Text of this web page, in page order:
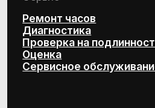
Design by Kchtv